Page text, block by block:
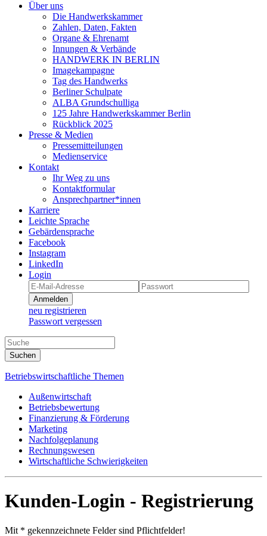
Über uns
Die Handwerkskammer
Zahlen, Daten, Fakten
Organe & Ehrenamt
Innungen & Verbände
HANDWERK IN BERLIN
Imagekampagne
Tag des Handwerks
Berliner Schulpate
ALBA Grundschulliga
125 Jahre Handwerkskammer Berlin
Rückblick 2025
Presse & Medien
Pressemitteilungen
Medienservice
Kontakt
Ihr Weg zu uns
Kontaktformular
Ansprechpartner*innen
Karriere
Leichte Sprache
Gebärdensprache
Facebook
Instagram
LinkedIn
Login
Anmelden
neu registrieren
Passwort vergessen
Suchen
Betriebswirtschaftliche Themen
Außenwirtschaft
Betriebsbewertung
Finanzierung & Förderung
Marketing
Nachfolgeplanung
Rechnungswesen
Wirtschaftliche Schwierigkeiten
Kunden-Login - Registrierung
Mit * gekennzeichnete Felder sind Pflichtfelder!